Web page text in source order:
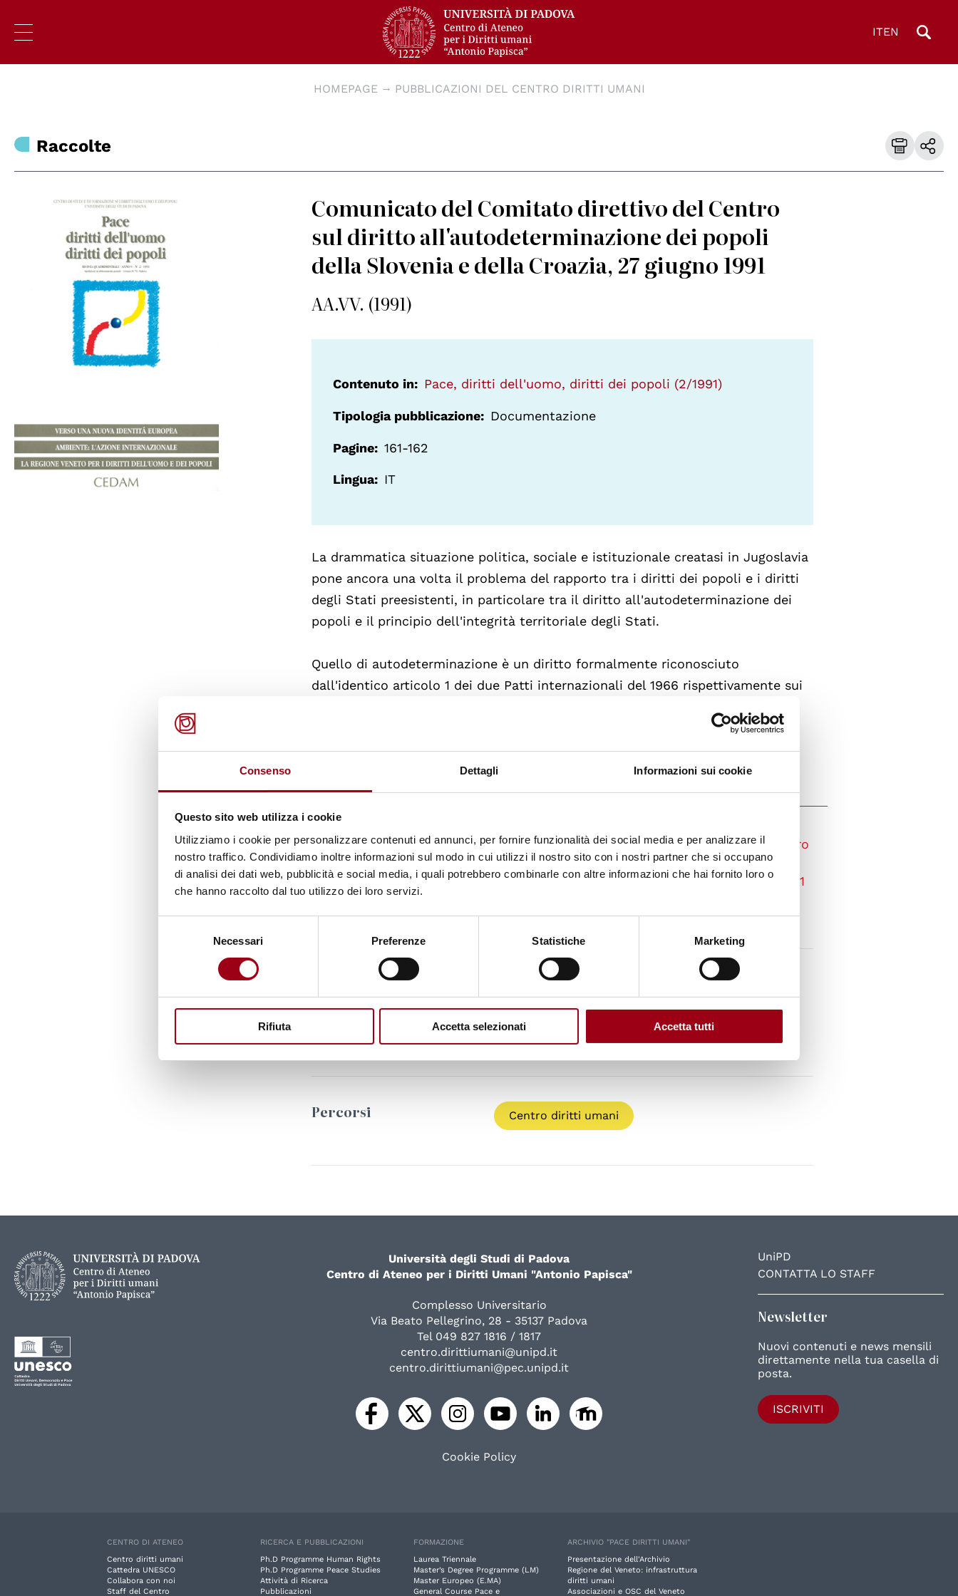
Consenso Dettagli Informazioni sui cookie
Questo sito web utilizza i cookie
Utilizziamo i cookie per personalizzare contenuti ed annunci, per fornire funzionalità dei social media e per analizzare il
nostro traffico. Condividiamo inoltre informazioni sul modo in cui utilizzi il nostro sito con i nostri partner che si occupano
di analisi dei dati web, pubblicità e social media, i quali potrebbero combinarle con altre informazioni che hai fornito loro o
che hanno raccolto dal tuo utilizzo dei loro servizi.
Necessari Preferenze Statistiche Marketing
Rifiuta Accetta selezionati Accetta tutti
ITEN
HOMEPAGE PUBBLICAZIONI DEL CENTRO DIRITTI UMANI
Raccolte
Comunicato del Comitato direttivo del Centro
sul diritto all'autodeterminazione dei popoli
della Slovenia e della Croazia, 27 giugno 1991
AA.VV. (1991)
Contenuto in Pace, diritti dell'uomo, diritti dei popoli (2/1991)
Tipologia pubblicazione Documentazione
Pagine 161-162
Lingua IT
La drammatica situazione politica, sociale e istituzionale creatasi in Jugoslavia
pone ancora una volta il problema del rapporto tra i diritti dei popoli e i diritti
degli Stati preesistenti, in particolare tra il diritto all'autodeterminazione dei
popoli e il principio dell'integrità territoriale degli Stati.
Quello di autodeterminazione è un diritto formalmente riconosciuto
dall'identico articolo 1 dei due Patti internazionali del 1966 rispettivamente sui
Documenti
Comunicato del Comitato direttivo del Centro
sul diritto all'autodeterminazione dei popoli
della Slovenia e della Croazia, 27 giugno 1991
Parole chiave
Ex Iugoslavia
Percorsi Centro diritti umani
UniPD
CONTATTA LO STAFF
Newsletter
Nuovi contenuti e news mensili
direttamente nella tua casella di
posta.
ISCRIVITI
Università degli Studi di Padova
Centro di Ateneo per i Diritti Umani "Antonio Papisca"
Complesso Universitario
Via Beato Pellegrino, 28 - 35137 Padova
Tel 049 827 1816 / 1817
centro.dirittiumani@unipd.it
centro.dirittiumani@pec.unipd.it
Cookie Policy
CENTRO DI ATENEO
Centro diritti umani
Cattedra UNESCO
Collabora con noi
Staff del Centro
RICERCA E PUBBLICAZIONI
Ph.D Programme Human Rights
Ph.D Programme Peace Studies
Attività di Ricerca
Pubblicazioni
FORMAZIONE
Laurea Triennale
Master’s Degree Programme (LM)
Master Europeo (E.MA)
General Course Pace e
ARCHIVIO "PACE DIRITTI UMANI"
Presentazione dell'Archivio
Regione del Veneto: infrastruttura
diritti umani
Associazioni e OSC del Veneto